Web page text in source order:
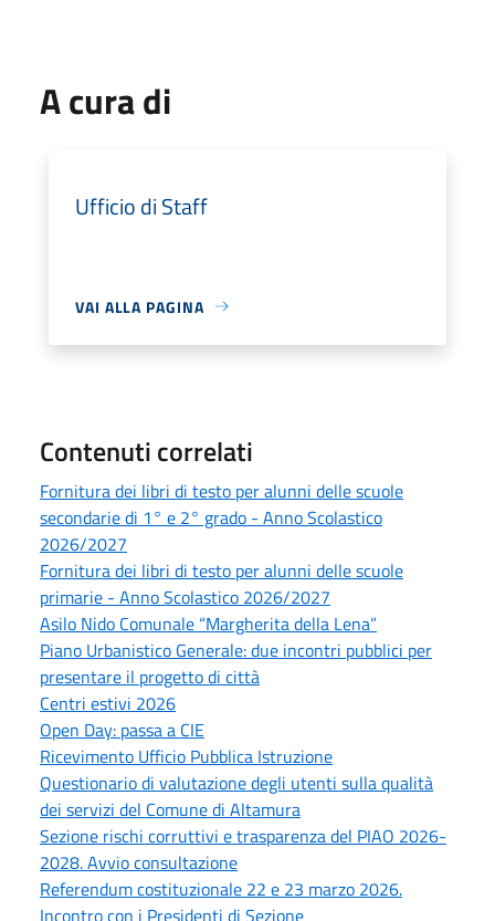
A cura di
Ufficio di Staff
VAI ALLA PAGINA
Contenuti correlati
Fornitura dei libri di testo per alunni delle scuole
secondarie di 1° e 2° grado - Anno Scolastico
2026/2027
Fornitura dei libri di testo per alunni delle scuole
primarie - Anno Scolastico 2026/2027
Asilo Nido Comunale “Margherita della Lena”
Piano Urbanistico Generale: due incontri pubblici per
presentare il progetto di città
Centri estivi 2026
Open Day: passa a CIE
Ricevimento Ufficio Pubblica Istruzione
Questionario di valutazione degli utenti sulla qualità
dei servizi del Comune di Altamura
Sezione rischi corruttivi e trasparenza del PIAO 2026-
2028. Avvio consultazione
Referendum costituzionale 22 e 23 marzo 2026.
Incontro con i Presidenti di Sezione